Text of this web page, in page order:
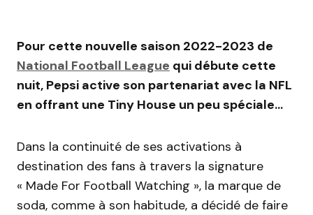
Pour cette nouvelle saison 2022-2023 de
National Football League qui débute cette
nuit, Pepsi active son partenariat avec la NFL
en offrant une Tiny House un peu spéciale…
Dans la continuité de ses activations à
destination des fans à travers la signature
« Made For Football Watching », la marque de
soda, comme à son habitude, a décidé de faire